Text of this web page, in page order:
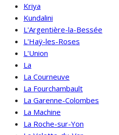
Kriya
Kundalini
L'Argentière-la-Bessée
L'Haÿ-les-Roses
L'Union
La
La Courneuve
La Fourchambault
La Garenne-Colombes
La Machine
La Roche-sur-Yon